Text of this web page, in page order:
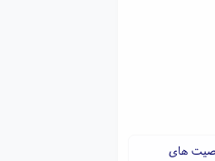
‌های